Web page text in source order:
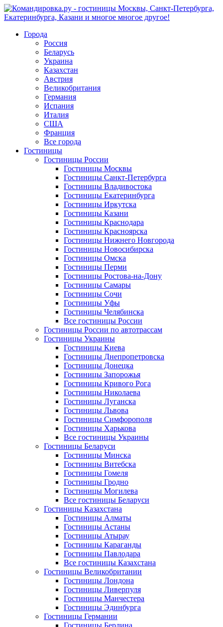
Города
Россия
Беларусь
Украина
Казахстан
Австрия
Великобритания
Германия
Испания
Италия
США
Франция
Все города
Гостиницы
Гостиницы России
Гостиницы Mосквы
Гостиницы Санкт-Петербурга
Гостиницы Владивостока
Гостиницы Екатеринбурга
Гостиницы Иркутска
Гостиницы Казани
Гостиницы Краснодара
Гостиницы Красноярска
Гостиницы Нижнего Новгорода
Гостиницы Новосибирска
Гостиницы Омска
Гостиницы Перми
Гостиницы Ростова-на-Дону
Гостиницы Самары
Гостиницы Сочи
Гостиницы Уфы
Гостиницы Челябинска
Все гостиницы России
Гостиницы России по автотрассам
Гостиницы Украины
Гостиницы Киева
Гостиницы Днепропетровска
Гостиницы Донецка
Гостиницы Запорожья
Гостиницы Кривого Рога
Гостиницы Николаева
Гостиницы Луганска
Гостиницы Львова
Гостиницы Симфорополя
Гостиницы Харькова
Все гостиницы Украины
Гостиницы Беларуси
Гостиницы Минска
Гостиницы Витебска
Гостиницы Гомеля
Гостиницы Гродно
Гостиницы Могилева
Все гостиницы Беларуси
Гостиницы Казахстана
Гостиницы Алматы
Гостиницы Астаны
Гостиницы Атырау
Гостиницы Караганды
Гостиницы Павлодара
Все гостиницы Казахстана
Гостиницы Великобритании
Гостиницы Лондона
Гостиницы Ливерпуля
Гостиницы Манчестера
Гостиницы Эдинбурга
Гостиницы Германии
Гостиницы Берлина